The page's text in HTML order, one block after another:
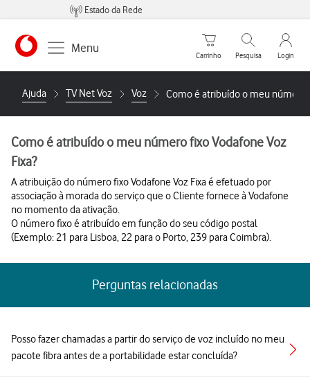
Estado da Rede
https://www.vodafone.pt
Menu
Carrinho de compras
Carrinho
Pesquisar
Pesquisa
My
Login
Ajuda TV Net Voz Voz Como é atribuído o meu número
Como é atribuído o meu número fixo Vodafone Voz
Fixa?
A atribuição do número fixo Vodafone Voz Fixa é efetuado por
associação à morada do serviço que o Cliente fornece à Vodafone
no momento da ativação.
O número fixo é atribuído em função do seu código postal
(Exemplo: 21 para Lisboa, 22 para o Porto, 239 para Coimbra).
Perguntas relacionadas
Posso fazer chamadas a partir do serviço de voz incluído no meu
pacote fibra antes de a portabilidade estar concluída?